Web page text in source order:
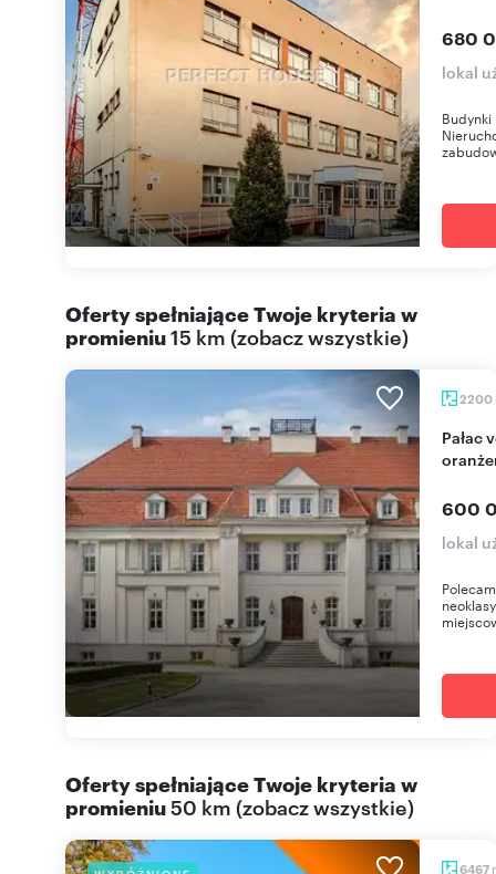
680
lokal
Oferty spełniające Twoje kryteria w
promieniu15 km (zobacz wszystkie)
2200
Pałac von Walhoffena na sprzedaż, 2200 m², z
600
lokal
Oferty spełniające Twoje kryteria w
promieniu50 km (zobacz wszystkie)
6467